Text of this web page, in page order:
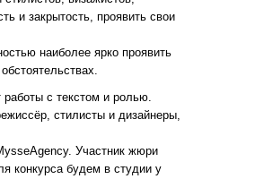
и закрытость, проявить свои
наиболее ярко проявить
работы с текстом и ролью.
стилисты и дизайнеры,
Участник жюри
конкурса будем в студии у